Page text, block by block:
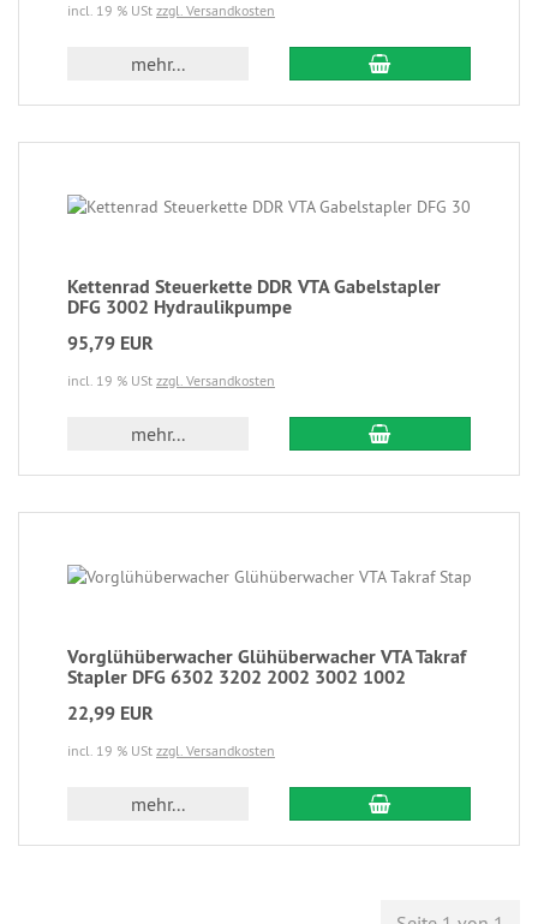
incl. 19 % USt zzgl. Versandkosten
mehr...
Kettenrad Steuerkette DDR VTA Gabelstapler
DFG 3002 Hydraulikpumpe
95,79 EUR
incl. 19 % USt zzgl. Versandkosten
mehr...
Vorglühüberwacher Glühüberwacher VTA Takraf
Stapler DFG 6302 3202 2002 3002 1002
22,99 EUR
incl. 19 % USt zzgl. Versandkosten
mehr...